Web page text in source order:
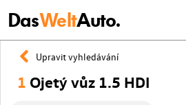
DasWeltAuto.
Upravit vyhledávání
1 Ojetý vůz 1.5 HDI